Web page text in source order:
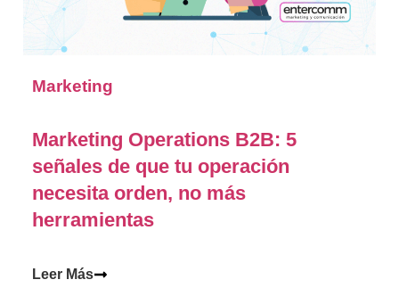
Marketing
Marketing Operations B2B: 5
señales de que tu operación
necesita orden, no más
herramientas
Leer Más